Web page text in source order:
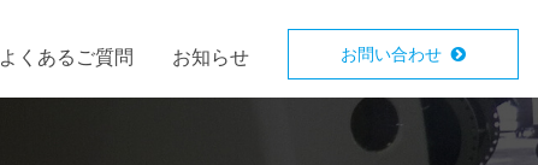
よくあるご質問 お知らせ お問い合わせ